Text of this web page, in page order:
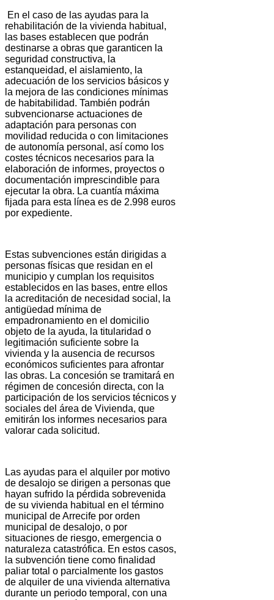
En el caso de las ayudas para la
rehabilitación de la vivienda habitual,
las bases establecen que podrán
destinarse a obras que garanticen la
seguridad constructiva, la
estanqueidad, el aislamiento, la
adecuación de los servicios básicos y
la mejora de las condiciones mínimas
de habitabilidad. También podrán
subvencionarse actuaciones de
adaptación para personas con
movilidad reducida o con limitaciones
de autonomía personal, así como los
costes técnicos necesarios para la
elaboración de informes, proyectos o
documentación imprescindible para
ejecutar la obra. La cuantía máxima
fijada para esta línea es de 2.998 euros
por expediente.
Estas subvenciones están dirigidas a
personas físicas que residan en el
municipio y cumplan los requisitos
establecidos en las bases, entre ellos
la acreditación de necesidad social, la
antigüedad mínima de
empadronamiento en el domicilio
objeto de la ayuda, la titularidad o
legitimación suficiente sobre la
vivienda y la ausencia de recursos
económicos suficientes para afrontar
las obras. La concesión se tramitará en
régimen de concesión directa, con la
participación de los servicios técnicos y
sociales del área de Vivienda, que
emitirán los informes necesarios para
valorar cada solicitud.
Las ayudas para el alquiler por motivo
de desalojo se dirigen a personas que
hayan sufrido la pérdida sobrevenida
de su vivienda habitual en el término
municipal de Arrecife por orden
municipal de desalojo, o por
situaciones de riesgo, emergencia o
naturaleza catastrófica. En estos casos,
la subvención tiene como finalidad
paliar total o parcialmente los gastos
de alquiler de una vivienda alternativa
durante un periodo temporal, con una